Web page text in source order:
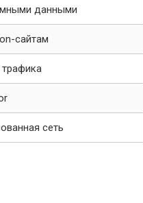
данными
сайтам
сеть